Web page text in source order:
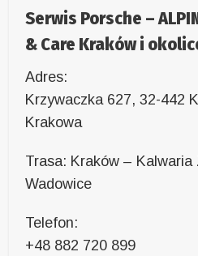
Serwis Porsche –
& Care Kraków i
Adres:
Krzywaczka 627, 32-442
Krakowa
Trasa: Kraków –
Wadowice
Telefon:
+48 882 720 899